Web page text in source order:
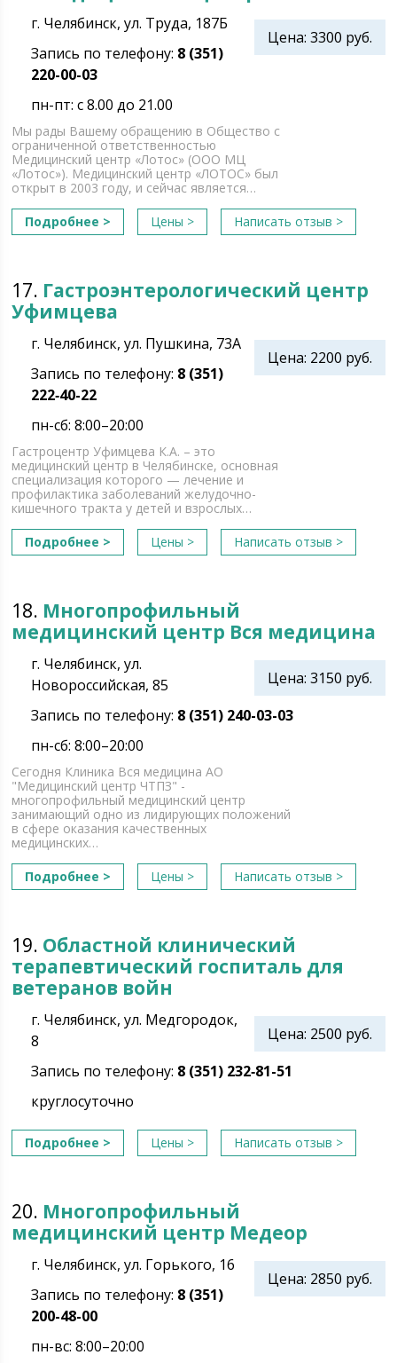
Цена: 3300 руб.
г. Челябинск, ул. Труда, 187Б
Запись по телефону: 8 (351)
220-00-03
пн-пт: с 8.00 до 21.00
Мы рады Вашему обращению в Общество с
ограниченной ответственностью
Медицинский центр «Лотос» (ООО МЦ
«Лотос»). Медицинский центр «ЛОТОС» был
открыт в 2003 году, и сейчас является…
Подробнее >
Цены > Написать отзыв >
17. Гастроэнтерологический центр
Уфимцева
Цена: 2200 руб.
г. Челябинск, ул. Пушкина, 73А
Запись по телефону: 8 (351)
222‑40-22
пн-сб: 8:00–20:00
Гастроцентр Уфимцева К.А. – это
медицинский центр в Челябинске, основная
специализация которого — лечение и
профилактика заболеваний желудочно-
кишечного тракта у детей и взрослых…
Подробнее >
Цены > Написать отзыв >
18. Многопрофильный
медицинский центр Вся медицина
Цена: 3150 руб.
г. Челябинск, ул.
Новороссийская, 85
Запись по телефону: 8 (351) 240-03-03
пн-сб: 8:00–20:00
Сегодня Клиника Вся медицина АО
"Медицинский центр ЧТПЗ" -
многопрофильный медицинский центр
занимающий одно из лидирующих положений
в сфере оказания качественных
медицинских…
Подробнее >
Цены > Написать отзыв >
19. Областной клинический
терапевтический госпиталь для
ветеранов войн
Цена: 2500 руб.
г. Челябинск, ул. Медгородок,
8
Запись по телефону: 8 (351) 232‑81-51
круглосуточно
Подробнее > Цены > Написать отзыв >
20. Многопрофильный
медицинский центр Медеор
Цена: 2850 руб.
г. Челябинск, ул. Горького, 16
Запись по телефону: 8 (351)
200-48-00
пн-вс: 8:00–20:00